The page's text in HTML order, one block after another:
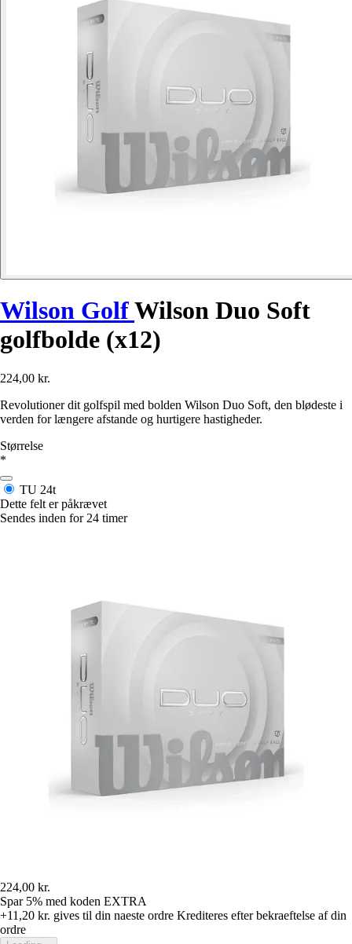
Wilson GolfWilson Duo Soft
golfbolde (x12)
224,00 kr.
Revolutioner dit golfspil med bolden Wilson Duo Soft, den blødeste i
verden for længere afstande og hurtigere hastigheder.
Størrelse
*
TU 24t
Dette felt er påkrævet
Sendes inden for 24 timer
224,00 kr.
Spar 5% med koden EXTRA
+11,20 kr. gives til din naeste ordre Krediteres efter bekraeftelse af din
ordre